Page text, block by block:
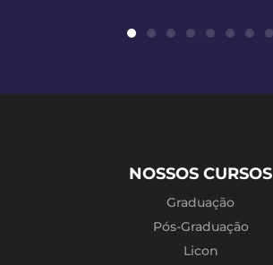
NOSSOS CURSOS
Graduação
Pós-Graduação
Licon